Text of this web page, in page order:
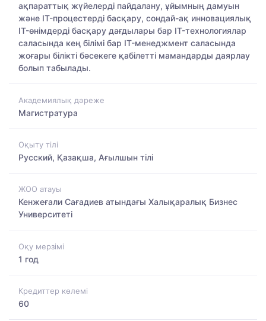
ақпараттық жүйелерді пайдалану, ұйымның дамуын
және IT-процестерді басқару, сондай-ақ инновациялық
IT-өнімдерді басқару дағдылары бар IT-технологиялар
саласында кең білімі бар IT-менеджмент саласында
жоғары білікті бәсекеге қабілетті мамандарды даярлау
болып табылады.
Академиялық дәреже
Магистратура
Оқыту тілі
Русский, Қазақша, Ағылшын тілі
ЖОО атауы
Кенжеғали Сағадиев атындағы Халықаралық Бизнес
Университеті
Оқу мерзімі
1 год
Кредиттер көлемі
60